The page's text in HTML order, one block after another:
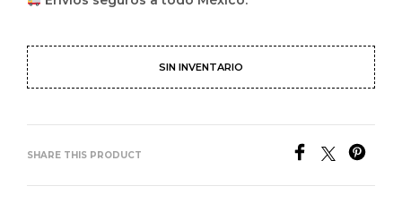
SIN INVENTARIO
SHARE THIS PRODUCT